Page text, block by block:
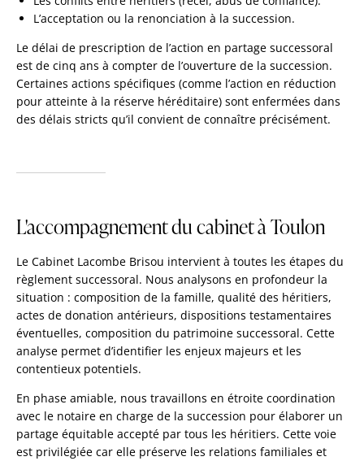
L’acceptation ou la renonciation à la succession.
Le délai de prescription de l’action en partage successoral
est de cinq ans à compter de l’ouverture de la succession.
Certaines actions spécifiques (comme l’action en réduction
pour atteinte à la réserve héréditaire) sont enfermées dans
des délais stricts qu’il convient de connaître précisément.
L'accompagnement du cabinet à Toulon
Le Cabinet Lacombe Brisou intervient à toutes les étapes du
règlement successoral. Nous analysons en profondeur la
situation : composition de la famille, qualité des héritiers,
actes de donation antérieurs, dispositions testamentaires
éventuelles, composition du patrimoine successoral. Cette
analyse permet d’identifier les enjeux majeurs et les
contentieux potentiels.
En phase amiable, nous travaillons en étroite coordination
avec le notaire en charge de la succession pour élaborer un
partage équitable accepté par tous les héritiers. Cette voie
est privilégiée car elle préserve les relations familiales et